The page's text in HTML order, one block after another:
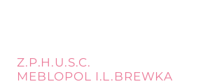
Z.P.H.U.S.C.
MEBLOPOL I.L.BREWKA